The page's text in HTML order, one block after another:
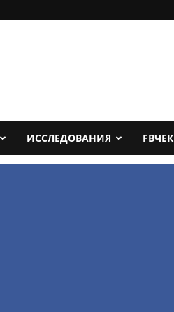
ИССЛЕДОВАНИЯ FBЧЕК